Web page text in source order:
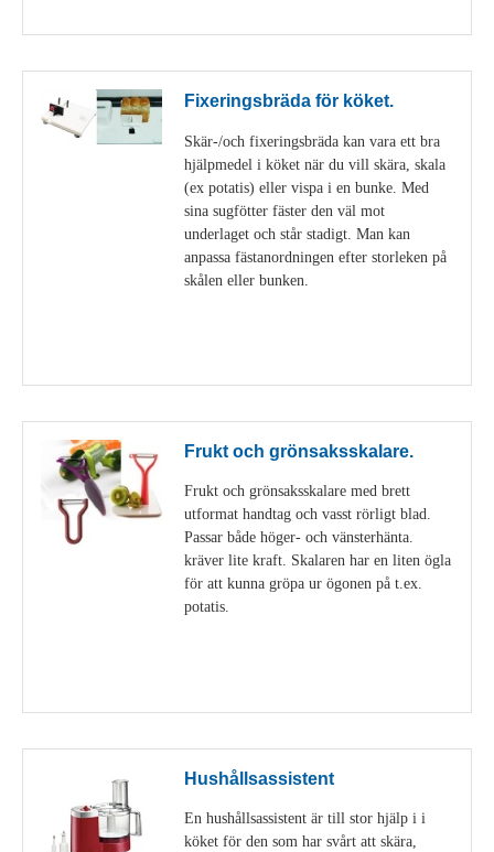
Fixeringsbräda för köket.
Skär-/och fixeringsbräda kan vara ett bra
hjälpmedel i köket när du vill skära, skala
(ex potatis) eller vispa i en bunke. Med
sina sugfötter fäster den väl mot
underlaget och står stadigt. Man kan
anpassa fästanordningen efter storleken på
skålen eller bunken.
Frukt och grönsaksskalare.
Frukt och grönsaksskalare med brett
utformat handtag och vasst rörligt blad.
Passar både höger- och vänsterhänta.
kräver lite kraft. Skalaren har en liten ögla
för att kunna gröpa ur ögonen på t.ex.
potatis.
Hushållsassistent
En hushållsassistent är till stor hjälp i i
köket för den som har svårt att skära,